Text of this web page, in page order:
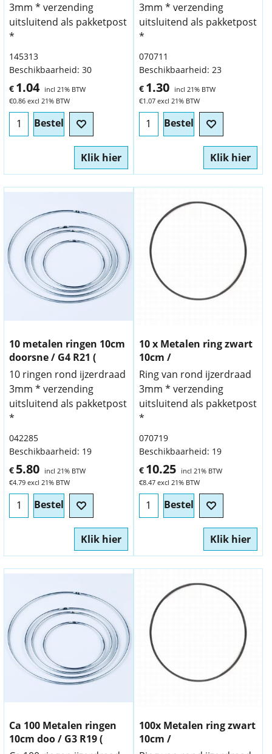
3mm * verzending
uitsluitend als pakketpost
*
€ 1.04 incl 21% BTW
€0.86 excl 21% BTW
145313
Beschikbaarheid: 30
Bestel
Klik hier
3mm * verzending
uitsluitend als pakketpost
*
€ 1.30
incl 21% BTW
€1.07 excl 21% BTW
070711
Beschikbaarheid: 23
Bestel
Klik hier
10 metalen ringen 10cm
doorsne / G4 R21 (
10 ringen rond ijzerdraad
3mm * verzending
uitsluitend als pakketpost
*
€ 5.80 incl 21% BTW
€4.79 excl 21% BTW
042285
Beschikbaarheid: 19
Bestel
Klik hier
10 x Metalen ring zwart
10cm /
Ring van rond ijzerdraad
3mm * verzending
uitsluitend als pakketpost
*
€ 10.25
incl 21% BTW
€8.47 excl 21% BTW
070719
Beschikbaarheid: 19
Bestel
Klik hier
Ca 100 Metalen ringen
10cm doo / G3 R19 (
100x Metalen ring zwart
10cm /